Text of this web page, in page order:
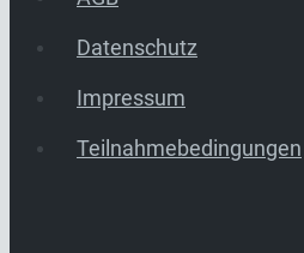
Datenschutz
Impressum
Teilnahmebedingungen